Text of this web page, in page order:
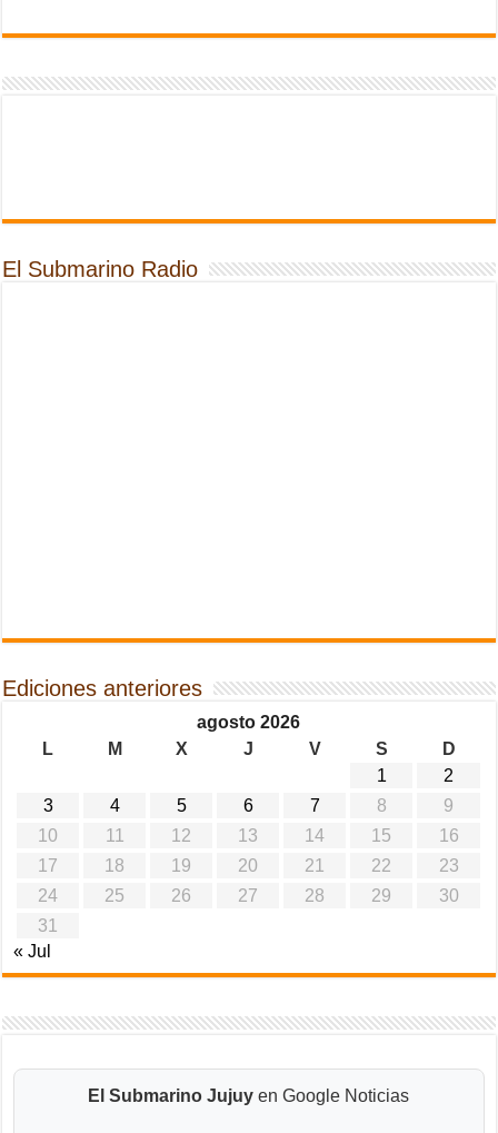
El Submarino Radio
Ediciones anteriores
agosto 2026
L
M X J V S
D
1
2
3
4 5 6 7 8
9
10
11 12 13 14 15
16
17
18 19 20 21 22
23
24
25 26 27 28 29
30
31
« Jul
El Submarino Jujuy en Google Noticias